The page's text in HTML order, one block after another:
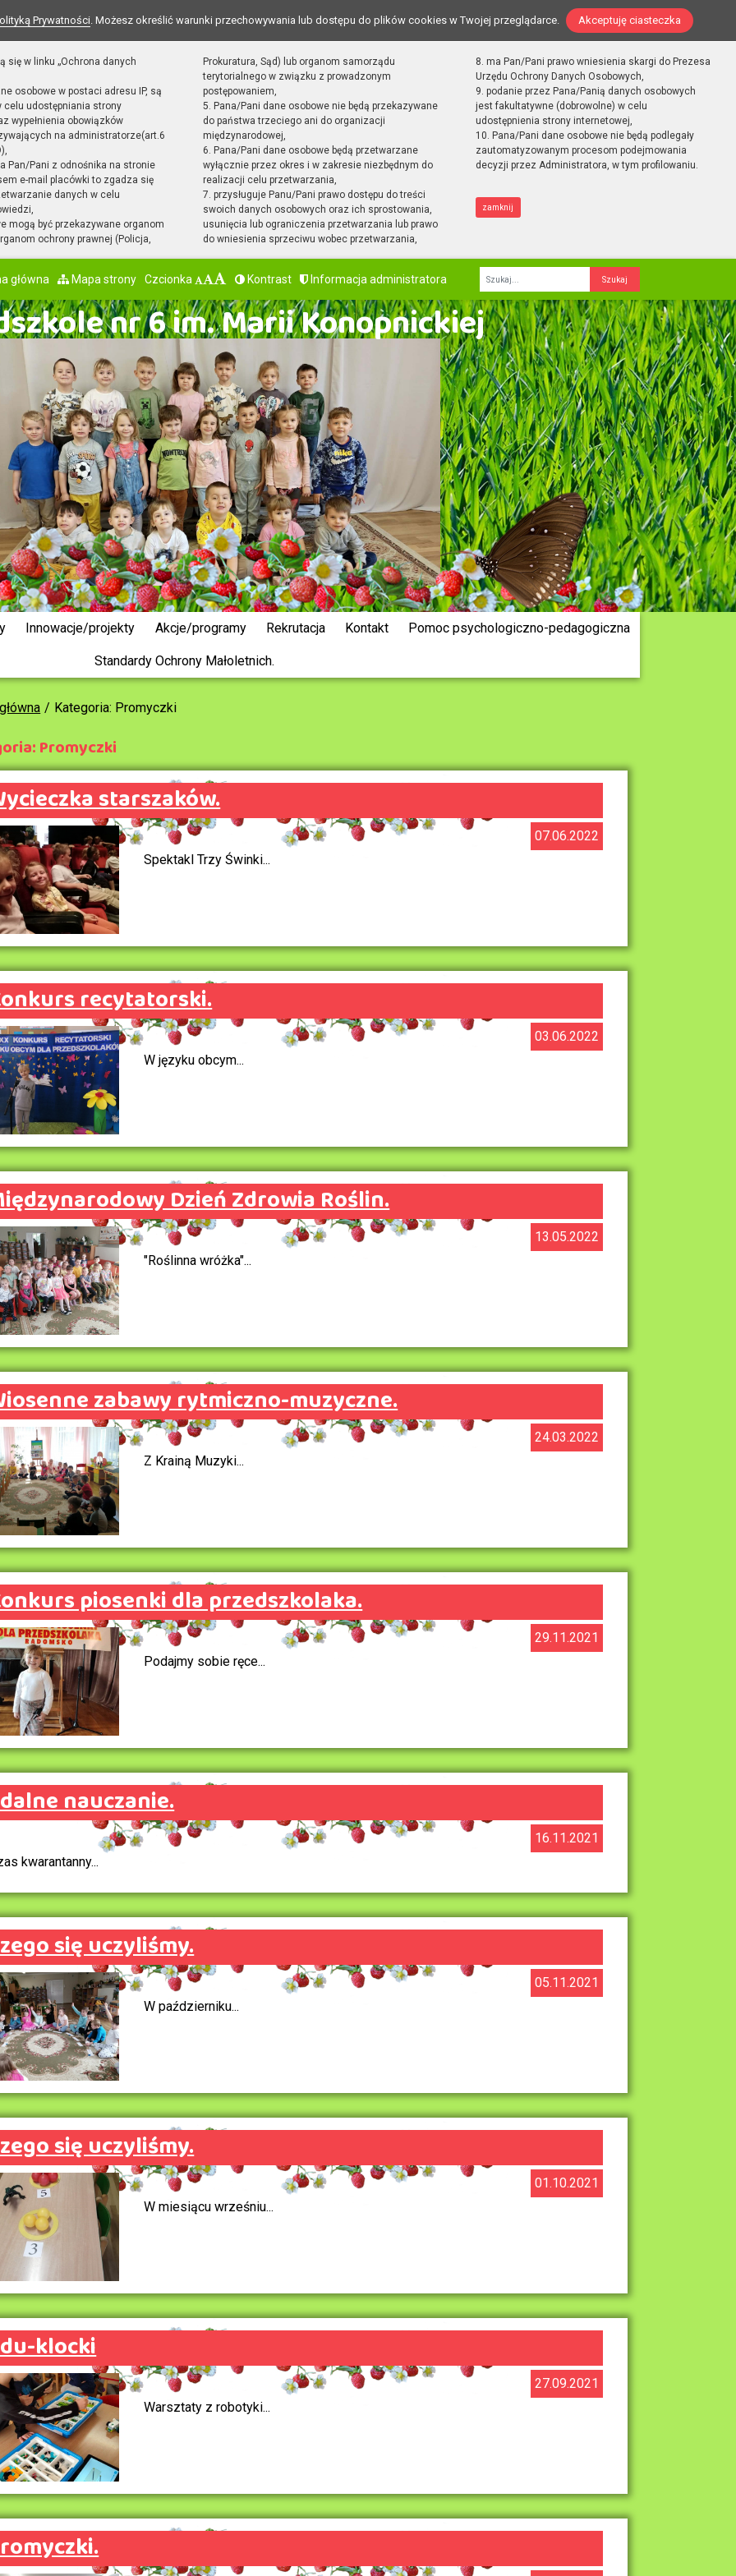
Prywatności. Możesz określić warunki przechowywania lub dostępu do plików cookies w Twojej przeglądarce. Akceptuję ciasteczka
się w linku „Ochrona danych
osobowe w postaci adresu IP, są
celu udostępniania strony
wypełnienia obowiązków
na administratorze(art.6
Pan/Pani z odnośnika na stronie
e-mail placówki to zgadza się
danych w celu
mogą być przekazywane organom
ochrony prawnej (Policja,
Prokuratura, Sąd) lub organom samorządu
terytorialnego w związku z prowadzonym
postępowaniem,
5. Pana/Pani dane osobowe nie będą przekazywane
do państwa trzeciego ani do organizacji
międzynarodowej,
6. Pana/Pani dane osobowe będą przetwarzane
wyłącznie przez okres i w zakresie niezbędnym do
realizacji celu przetwarzania,
7. przysługuje Panu/Pani prawo dostępu do treści
swoich danych osobowych oraz ich sprostowania,
usunięcia lub ograniczenia przetwarzania lub prawo
do wniesienia sprzeciwu wobec przetwarzania,
8. ma Pan/Pani prawo wniesienia skargi do Prezesa
Urzędu Ochrony Danych Osobowych,
9. podanie przez Pana/Panią danych osobowych
jest fakultatywne (dobrowolne) w celu
udostępnienia strony internetowej,
10. Pana/Pani dane osobowe nie będą podlegały
zautomatyzowanym procesom podejmowania
decyzji przez Administratora, w tym profilowaniu.
zamknij
główna Mapa strony Czcionka Kontrast Informacja administratora
Fraza
nr 6 im. Marii Konopnickiej
Innowacje/projekty Akcje/programy Rekrutacja Kontakt Pomoc psychologiczno-pedagogiczna
Standardy Ochrony Małoletnich.
Kategoria: Promyczki
Promyczki
starszaków.
07.06.2022
Spektakl Trzy Świnki...
recytatorski.
03.06.2022
W języku obcym...
Dzień Zdrowia Roślin.
13.05.2022
"Roślinna wróżka"...
zabawy rytmiczno-muzyczne.
24.03.2022
Z Krainą Muzyki...
piosenki dla przedszkolaka.
29.11.2021
Podajmy sobie ręce...
nauczanie.
16.11.2021
kwarantanny...
się uczyliśmy.
05.11.2021
W październiku...
się uczyliśmy.
01.10.2021
W miesiącu wrześniu...
klocki
27.09.2021
Warsztaty z robotyki...